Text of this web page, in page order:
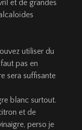
et de grandes
utiliser du
pas en
sera suffisante
blanc surtout.
et de
perso je